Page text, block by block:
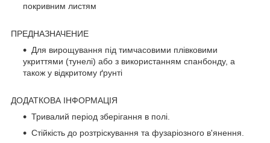
покривним листям
ПРЕДНАЗНАЧЕНИЕ
Для вирощування під тимчасовими плівковими
укриттями (тунелі) або з використанням спанбонду, а
також у відкритому ґрунті
ДОДАТКОВА ІНФОРМАЦІЯ
Тривалий період зберігання в полі.
Стійкість до розтріскування та фузаріозного в'янення.